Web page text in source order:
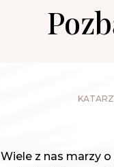
Wiele z nas marzy